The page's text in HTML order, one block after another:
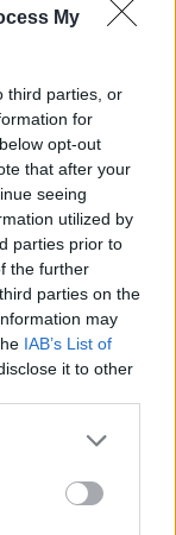
My
third parties, or
for
opt-out
that after your
seeing
utilized by
parties prior to
the further
parties on the
may
IAB’s List of
it to other
more Google
may click to
party tags to
del 8.3%